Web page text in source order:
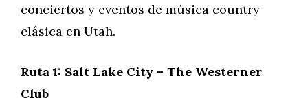
conciertos y eventos de música country
clásica en Utah.
Ruta 1: Salt Lake City – The Westerner
Club